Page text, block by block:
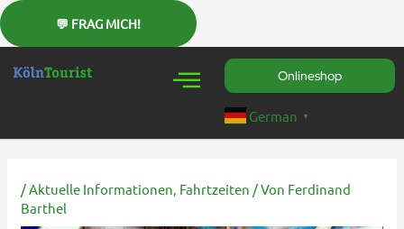
Inhalt
springen
Onlineshop
German ▼
/ Aktuelle Informationen Fahrtzeiten / Von Ferdinand
Barthel